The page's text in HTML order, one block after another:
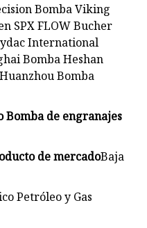
Bomba Viking
SPX FLOW Bucher
International
Bomba Heshan
Bomba
Bomba de engranajes
de mercadoBaja
Petróleo y Gas